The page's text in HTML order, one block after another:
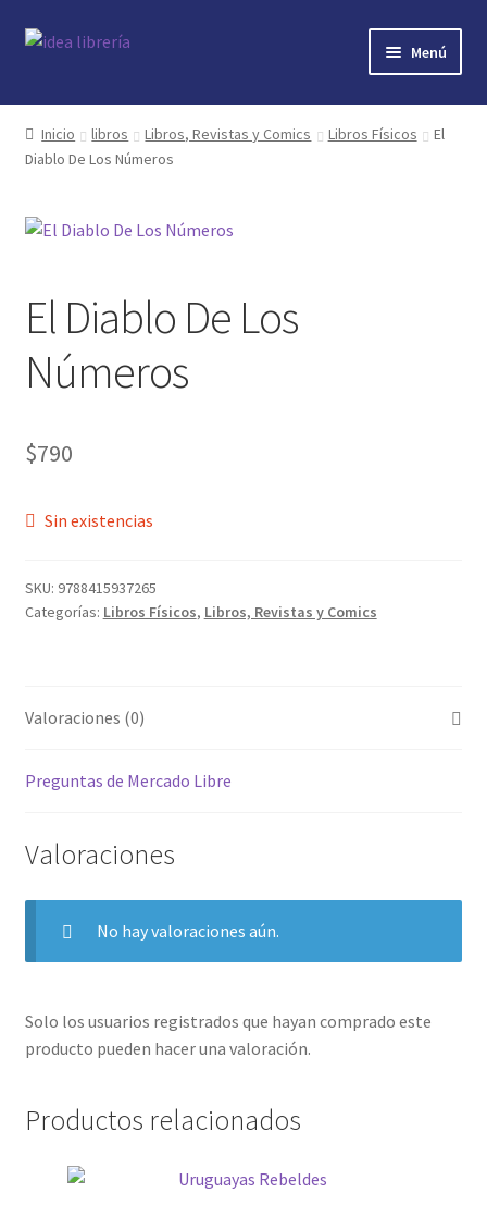
Ir
Ir
Menú
Inicio
contacto
libros
nosotros
novedades
preguntas
Inicio libros Libros, Revistas y Comics Libros Físicos
El
Diablo De Los Números
El Diablo De Los
Números
$790
Sin existencias
SKU: 9788415937265
Categorías: Libros Físicos, Libros, Revistas y Comics
Valoraciones (0)
Preguntas de Mercado Libre
Valoraciones
No hay valoraciones aún.
Solo los usuarios registrados que hayan comprado este
producto pueden hacer una valoración.
Productos relacionados